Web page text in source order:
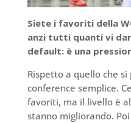
Siete i favoriti della
anzi tutti quanti vi
default: è una
Rispetto a quello che si
conference semplice.
favoriti, ma il livello è
stanno migliorando.